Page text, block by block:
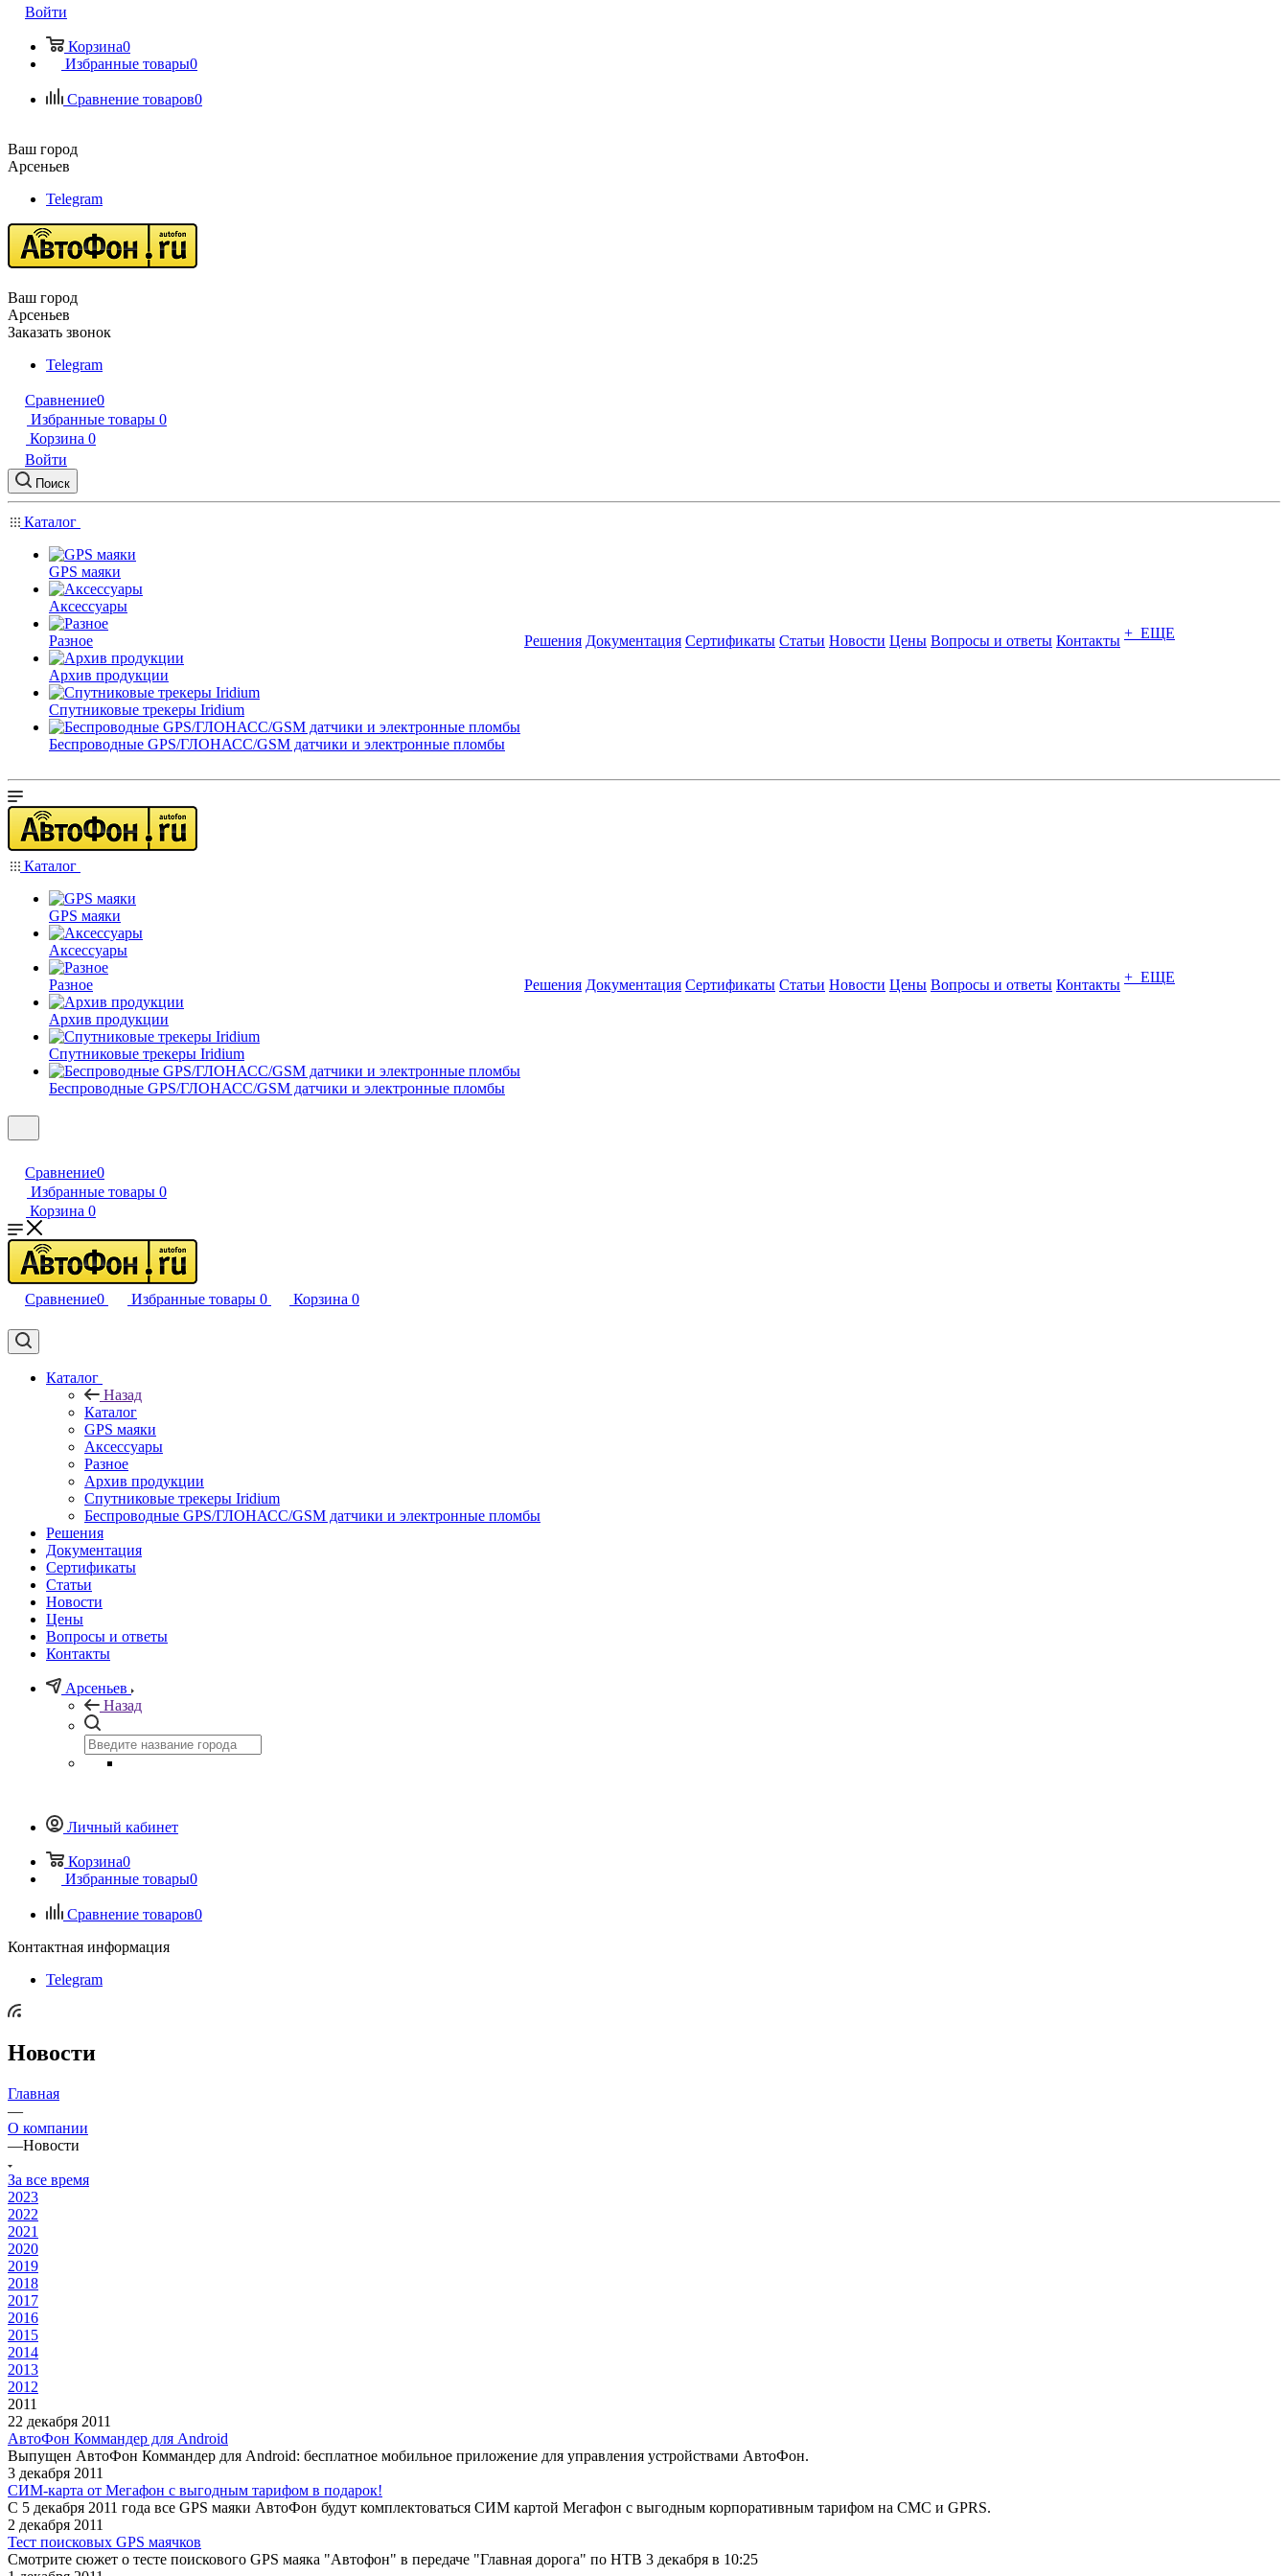
Войти
Корзина0
Избранные товары0
Сравнение товаров0
Ваш город
Арсеньев
Telegram
Ваш город
Арсеньев
Заказать звонок
Telegram
Сравнение0
Избранные товары 0
Корзина 0
Войти
Поиск
Каталог
GPS маяки
Аксессуары
Разное
Архив продукции
Спутниковые трекеры Iridium
Беспроводные GPS/ГЛОНАСС/GSM датчики и электронные пломбы
Решения Документация Сертификаты Статьи Новости Цены Вопросы и ответы Контакты + ЕЩЕ
Каталог
GPS маяки
Аксессуары
Разное
Архив продукции
Спутниковые трекеры Iridium
Беспроводные GPS/ГЛОНАСС/GSM датчики и электронные пломбы
Решения Документация Сертификаты Статьи Новости Цены Вопросы и ответы Контакты + ЕЩЕ
Сравнение0
Избранные товары 0
Корзина 0
Сравнение0 Избранные товары 0 Корзина 0
Каталог
Назад
Каталог
GPS маяки
Аксессуары
Разное
Архив продукции
Спутниковые трекеры Iridium
Беспроводные GPS/ГЛОНАСС/GSM датчики и электронные пломбы
Решения
Документация
Сертификаты
Статьи
Новости
Цены
Вопросы и ответы
Контакты
Арсеньев
Назад
Личный кабинет
Корзина0
Избранные товары0
Сравнение товаров0
Контактная информация
Telegram
Новости
Главная
—
О компании
—Новости
За все время
2023
2022
2021
2020
2019
2018
2017
2016
2015
2014
2013
2012
2011
22 декабря 2011
АвтоФон Коммандер для Android
Выпущен АвтоФон Коммандер для Android: бесплатное мобильное приложение для управления устройствами АвтоФон.
3 декабря 2011
СИМ-карта от Мегафон с выгодным тарифом в подарок!
С 5 декабря 2011 года все GPS маяки АвтоФон будут комплектоваться СИМ картой Мегафон с выгодным корпоративным тарифом на СМС и GPRS.
2 декабря 2011
Тест поисковых GPS маячков
Смотрите сюжет о тесте поискового GPS маяка "Автофон" в передаче "Главная дорога" по НТВ 3 декабря в 10:25